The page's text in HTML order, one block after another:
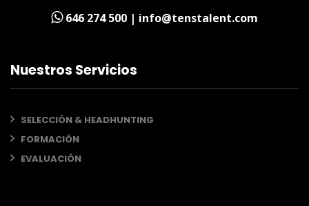
646 274 500 | info@tenstalent.com
Nuestros Servicios
SELECCIÓN & HEADHUNTING
FORMACIÓN
EVALUACIÓN